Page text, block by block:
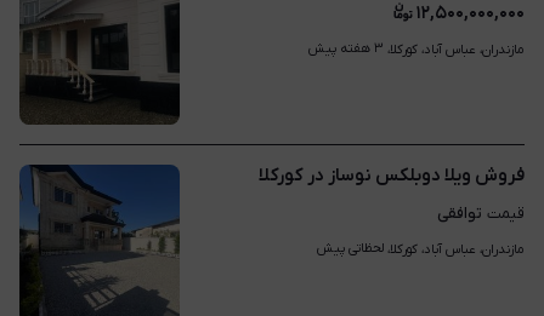
۱۲,۵۰۰,۰۰۰,۰۰۰
مازندران، عباس آباد، کورکلا، ۳ هفته پیش
فروش ویلا دوبلکس نوساز در کورکلا
قیمت توافقی
مازندران، عباس آباد، کورکلا، لحظاتی پیش